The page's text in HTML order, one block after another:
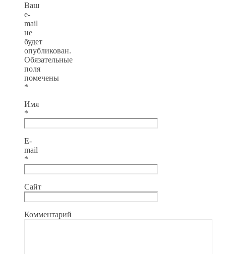
Ваш
e-
mail
не
будет
опубликован.
Обязательные
поля
помечены
*
Имя
*
E-
mail
*
Сайт
Комментарий